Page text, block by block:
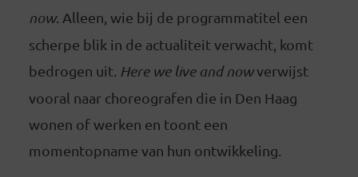
now. Alleen, wie bij de programmatitel een
scherpe blik in de actualiteit verwacht, komt
bedrogen uit. Here we live and nowverwijst
vooral naar choreografen die in Den Haag
wonen of werken en toont een
momentopname van hun ontwikkeling.